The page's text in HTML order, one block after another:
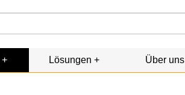
Lösungen Über uns